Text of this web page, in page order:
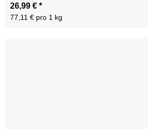
26,99 € *
77,11 € pro 1 kg